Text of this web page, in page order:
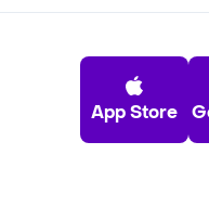
App Store